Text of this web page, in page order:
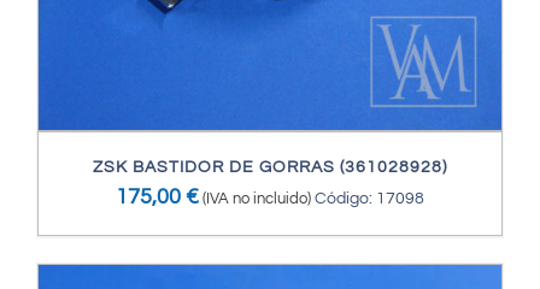
ZSK BASTIDOR DE GORRAS (361028928)
175,00 € (IVA no incluido) Código: 17098